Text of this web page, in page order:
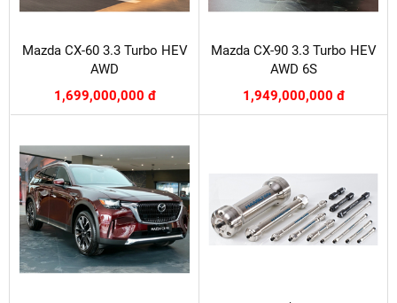
Mazda CX-60 3.3 Turbo HEV
AWD
1,699,000,000 đ
Mazda CX-90 3.3 Turbo HEV
AWD 6S
1,949,000,000 đ